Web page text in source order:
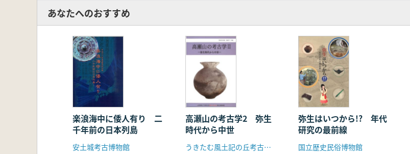
あなたへのおすすめ
楽浪海中に倭人有り 二
千年前の日本列島
安土城考古博物館
高瀬山の考古学2 弥生
時代から中世
うきたむ風土記の丘考古資料館
弥生はいつから!? 年代
研究の最前線
国立歴史民俗博物館